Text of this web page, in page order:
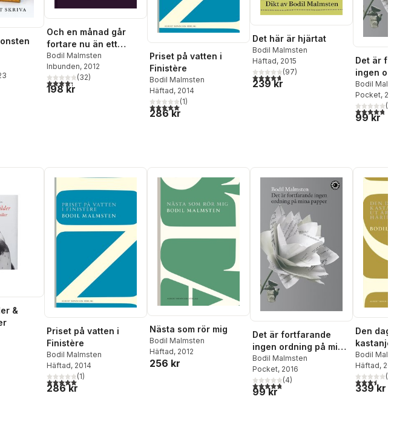
Totalt antal röster:
Och en månad går
fortare nu än ett
hjärtslag
Bodil Malmsten
Inbunden, 2012
4,3utav 5 stjärnor. Totalt antal röster:
(32)
198 kr
Priset på vatten i
Finistère
Bodil Malmsten
Häftad, 2014
5,0utav 5 stjärnor. Totalt antal röster:
(1)
286 kr
Det här är hjärtat
Bodil Malmsten
Häftad, 2015
4,7utav 5 stjärnor. Totalt antal röster:
(97)
239 kr
Det är
ingen ordning
papper
Bodil Malmsten
Pocket, 2016
4,8utav 5(
99 kr
&
Totalt antal röster:
Priset på vatten i
Finistère
Bodil Malmsten
Häftad, 2014
5,0utav 5 stjärnor. Totalt antal röster:
(1)
286 kr
Nästa som rör mig
Bodil Malmsten
Häftad, 2012
256 kr
Det är fortfarande
ingen ordning på mina
papper
Bodil Malmsten
Pocket, 2016
4,8utav 5 stjärnor. Totalt antal röster:
(4)
99 kr
Den dagen
kastanjerna
jag långt
Bodil Malmsten
Häftad, 2013
3,5utav 5(
339 kr